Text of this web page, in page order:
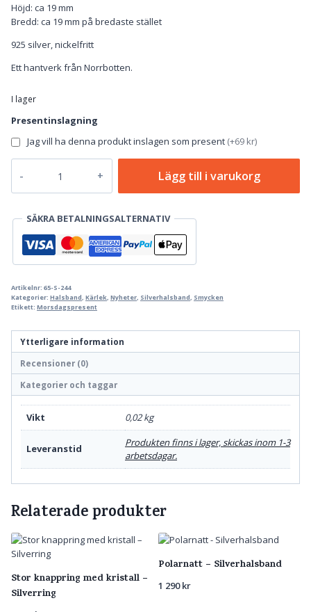
Höjd: ca 19 mm
Bredd: ca 19 mm på bredaste stället
925 silver, nickelfritt
Ett hantverk från Norrbotten.
I lager
Presentinslagning
Jag vill ha denna produkt inslagen som present (+69 kr)
Silverhalsband
Lägg till i varukorg
SÄKRA BETALNINGSALTERNATIV
Artikelnr: 65-S-244
Kategorier: Halsband, Kärlek, Nyheter, Silverhalsband, Smycken
Etikett: Morsdagspresent
Ytterligare information
Recensioner (0)
Kategorier och taggar
Vikt 0,02 kg
Leveranstid
Produkten finns i lager, skickas inom 1-3
arbetsdagar.
Relaterade produkter
Stor knappring med kristall –
Silverring
Polarnatt – Silverhalsband
1 290kr